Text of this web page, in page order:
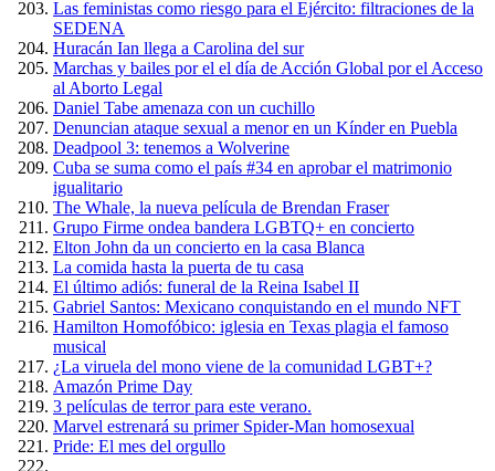
Las feministas como riesgo para el Ejército: filtraciones de la
SEDENA
Huracán Ian llega a Carolina del sur
Marchas y bailes por el el día de Acción Global por el Acceso
al Aborto Legal
Daniel Tabe amenaza con un cuchillo
Denuncian ataque sexual a menor en un Kínder en Puebla
Deadpool 3: tenemos a Wolverine
Cuba se suma como el país #34 en aprobar el matrimonio
igualitario
The Whale, la nueva película de Brendan Fraser
Grupo Firme ondea bandera LGBTQ+ en concierto
Elton John da un concierto en la casa Blanca
La comida hasta la puerta de tu casa
El último adiós: funeral de la Reina Isabel II
Gabriel Santos: Mexicano conquistando en el mundo NFT
Hamilton Homofóbico: iglesia en Texas plagia el famoso
musical
¿La viruela del mono viene de la comunidad LGBT+?
Amazón Prime Day
3 películas de terror para este verano.
Marvel estrenará su primer Spider-Man homosexual
Pride: El mes del orgullo